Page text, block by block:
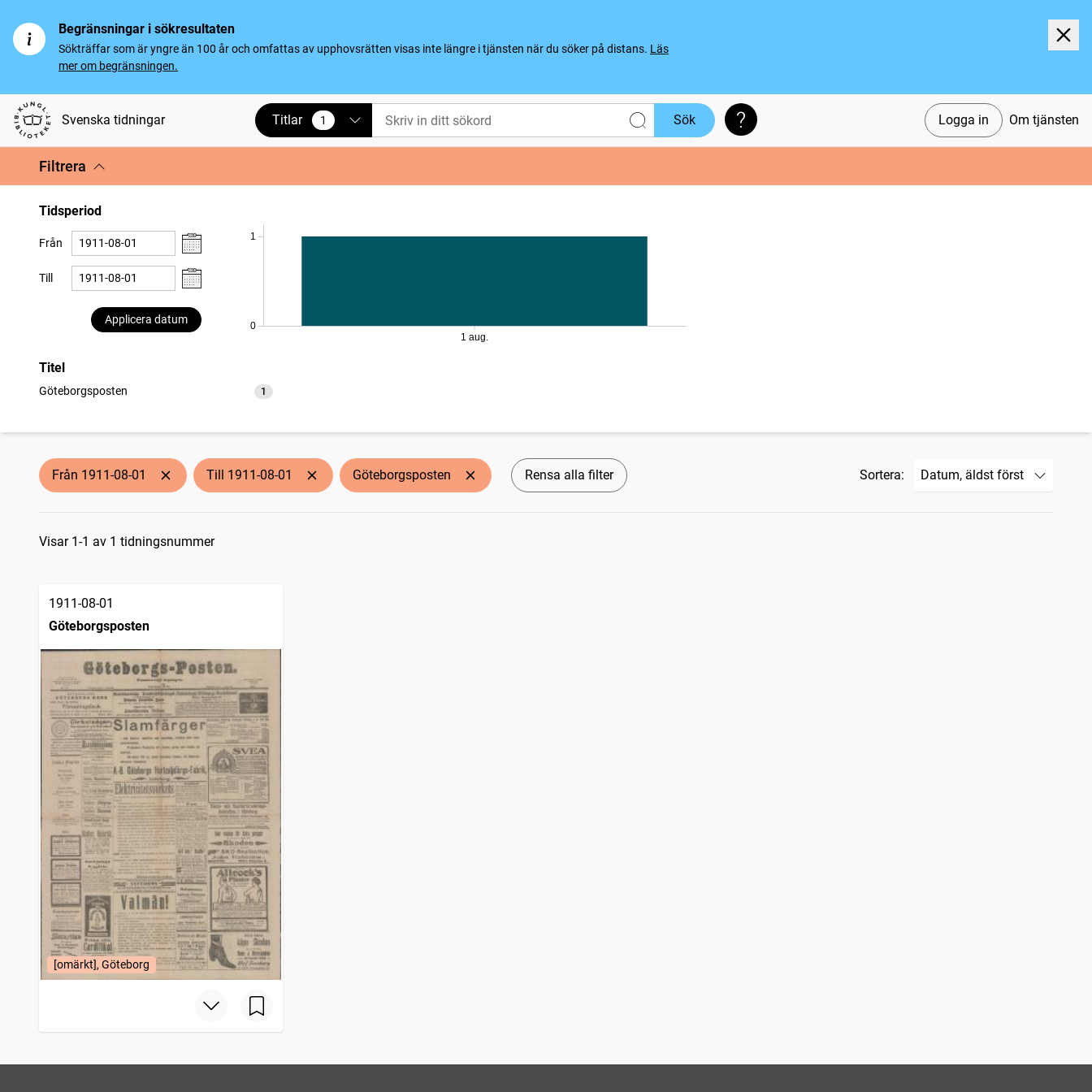
Begränsningar i sökresultaten
Sökträffar som är yngre än 100 år och omfattas av upphovsrätten visas inte längre i tjänsten när du söker på distans. Läs
mer om begränsningen.
Svenska tidningar Logga in Om tjänsten
Titlar 1
vald Sök Söktips
Filtrera
Tidsperiod
Från
Till
Applicera datum
0
1
1 aug.
Titel
Göteborgsposten 1
träffar
Från 1911-08-01 Till 1911-08-01 Göteborgsposten Rensa alla filter Sortera:
Sökresultat
Visar 1-1 av 1 tidningsnummer
1911-08-01
Göteborgsposten
[omärkt], Göteborg